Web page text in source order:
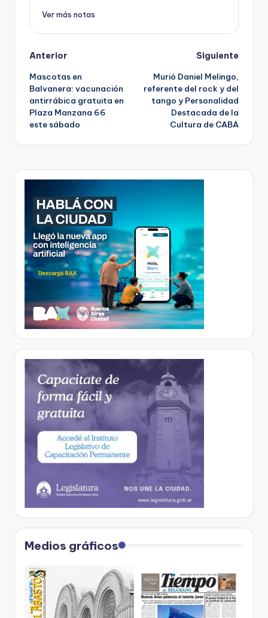
Ver más notas
Post
navigation
Anterior
Mascotas en
Balvanera: vacunación
antirrábica gratuita en
Plaza Manzana 66
este sábado
Siguiente
Murió Daniel Melingo,
referente del rock y del
tango y Personalidad
Destacada de la
Cultura de CABA
Medios gráficos